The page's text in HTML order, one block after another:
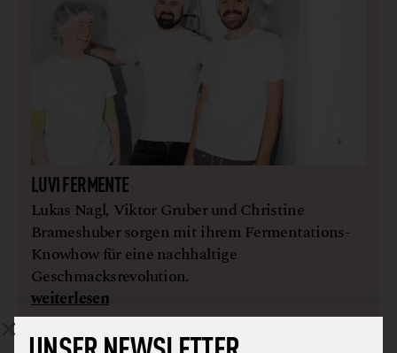
LUVI FERMENTE
Lukas Nagl, Viktor Gruber und Christine
Brameshuber sorgen mit ihrem Fermentations-
Knowhow für eine nachhaltige
Geschmacksrevolution.
weiterlesen